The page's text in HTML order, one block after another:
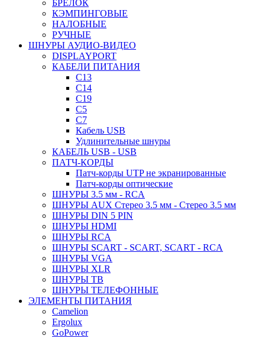
БРЕЛОК
КЭМПИНГОВЫЕ
НАЛОБНЫЕ
РУЧНЫЕ
ШНУРЫ АУДИО-ВИДЕО
DISPLAYPORT
КАБЕЛИ ПИТАНИЯ
C13
C14
C19
C5
C7
Кабель USB
Удлинительные шнуры
КАБЕЛЬ USB - USB
ПАТЧ-КОРДЫ
Патч-корды UTP не экранированные
Патч-корды оптические
ШНУРЫ 3.5 мм - RCA
ШНУРЫ AUX Стерео 3.5 мм - Стерео 3.5 мм
ШНУРЫ DIN 5 PIN
ШНУРЫ HDMI
ШНУРЫ RCA
ШНУРЫ SCART - SCART, SCART - RCA
ШНУРЫ VGA
ШНУРЫ XLR
ШНУРЫ ТВ
ШНУРЫ ТЕЛЕФОННЫЕ
ЭЛЕМЕНТЫ ПИТАНИЯ
Camelion
Ergolux
GoPower